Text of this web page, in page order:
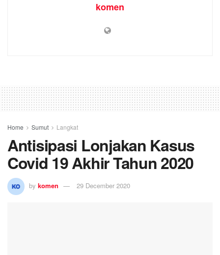
komen
Home Sumut Langkat
Antisipasi Lonjakan Kasus
Covid 19 Akhir Tahun 2020
by komen 29 December 2020